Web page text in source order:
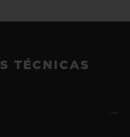
TÉCNICAS